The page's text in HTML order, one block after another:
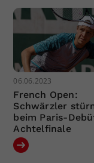
06.06.2023
French Open:
Schwärzler
beim Paris-
Achtelfinale